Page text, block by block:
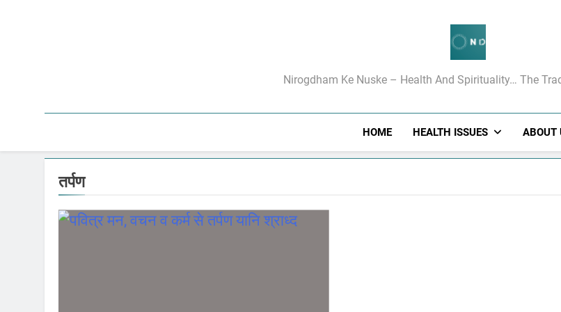
निरोगधाम के रामबाण उपचार
Nirogdham Ke Nuske – Health And Spirituality… The
HOME HEALTH ISSUES ABOUT
तर्पण